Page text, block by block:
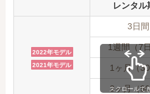
レンタル
2022年モデル
2021年モデル
3日間
1週間（7
1ヶ月（30
3ヶ月（90
スクロールで